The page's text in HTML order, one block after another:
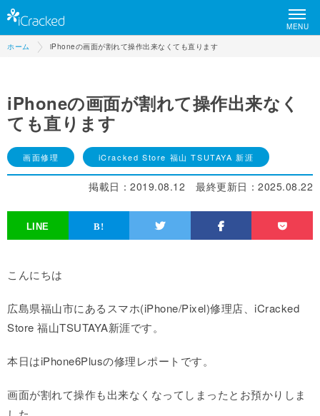
MENU
ホーム iPhoneの画面が割れて操作出来なくても直ります
iPhoneの画面が割れて操作出来なく
ても直ります
画面修理 iCracked Store 福山 TSUTAYA 新涯
最終更新日： 2025.08.22
掲載日： 2019.08.12
こんにちは
広島県福山市にあるスマホ(iPhone/Pixel)修理店、iCracked
Store 福山TSUTAYA新涯です。
本日はiPhone6Plusの修理レポートです。
画面が割れて操作も出来なくなってしまったとお預かりしま